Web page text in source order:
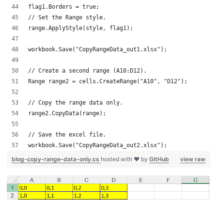
flag1.Borders = true;
// Set the Range style.
range.ApplyStyle(style, flag1);
workbook.Save("CopyRangeData_out1.xlsx");
// Create a second range (A10:D12).
Range range2 = cells.CreateRange("A10", "D12");
// Copy the range data only.
range2.CopyData(range);
// Save the excel file.
workbook.Save("CopyRangeData_out2.xlsx");
view raw
blog-copy-range-data-only.cshosted with ❤ byGitHub